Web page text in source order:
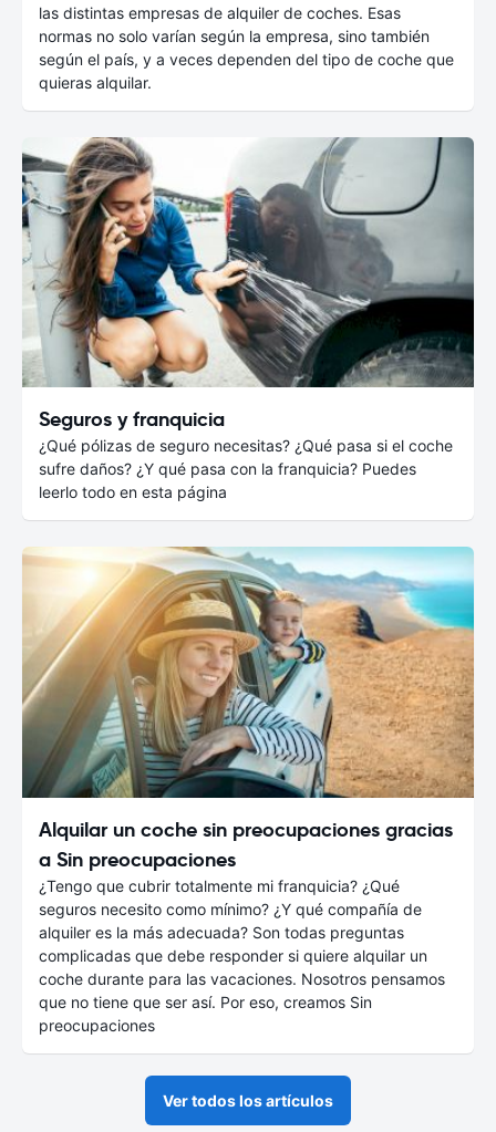
las distintas empresas de alquiler de coches. Esas
normas no solo varían según la empresa, sino también
según el país, y a veces dependen del tipo de coche que
quieras alquilar.
Seguros y franquicia
¿Qué pólizas de seguro necesitas? ¿Qué pasa si el coche
sufre daños? ¿Y qué pasa con la franquicia? Puedes
leerlo todo en esta página
Alquilar un coche sin preocupaciones gracias
a Sin preocupaciones
¿Tengo que cubrir totalmente mi franquicia? ¿Qué
seguros necesito como mínimo? ¿Y qué compañía de
alquiler es la más adecuada? Son todas preguntas
complicadas que debe responder si quiere alquilar un
coche durante para las vacaciones. Nosotros pensamos
que no tiene que ser así. Por eso, creamos Sin
preocupaciones
Ver todos los artículos